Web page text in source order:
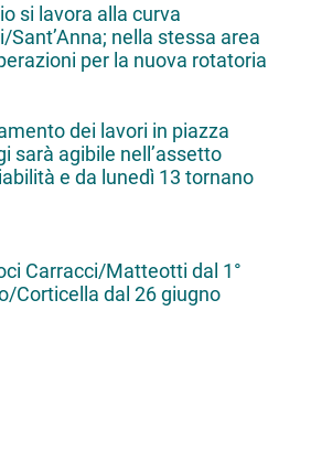
si lavora alla curva
nella stessa area
per la nuova rotatoria
dei lavori in piazza
sarà agibile nell’assetto
e da lunedì 13 tornano
Carracci/Matteotti dal 1°
Corticella dal 26 giugno